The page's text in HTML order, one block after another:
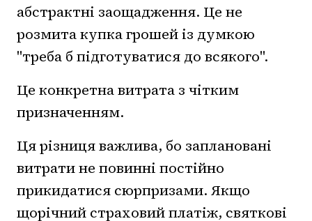
абстрактні заощадження. Це не
розмита купка грошей із думкою
"треба б підготуватися до всякого".
Це конкретна витрата з чітким
призначенням.
Ця різниця важлива, бо заплановані
витрати не повинні постійно
прикидатися сюрпризами. Якщо
щорічний страховий платіж, святкові